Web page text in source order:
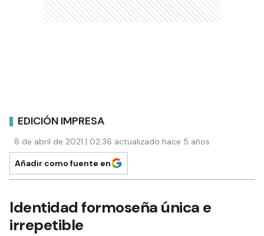
EDICIÓN IMPRESA
8 de abril de 2021 | 02:36 actualizado hace 5 años
Añadir como fuente en
Identidad formoseña única e
irrepetible